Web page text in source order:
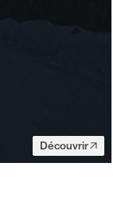
Découvrir